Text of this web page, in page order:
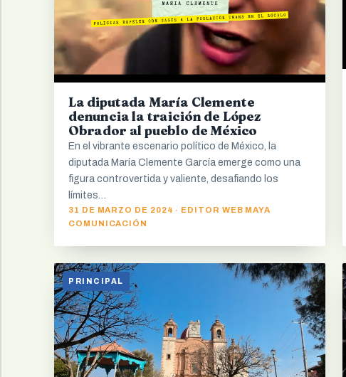
La diputada María Clemente
denuncia la traición de López
Obrador al pueblo de México
En el vibrante escenario político de México, la
diputada María Clemente García emerge como una
figura controvertida y valiente, desafiando los
límites…
31 DE MARZO DE 2024 · EDITOR WEB MAYA
COMUNICACIÓN
PRINCIPAL